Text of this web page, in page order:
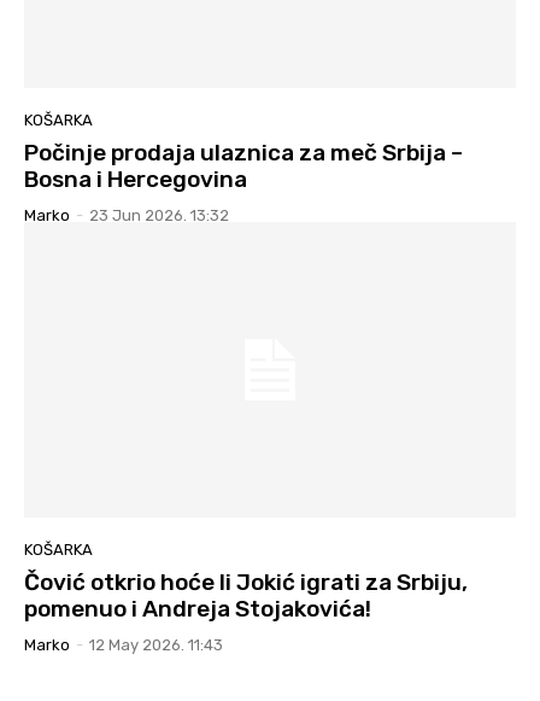
KOŠARKA
Počinje prodaja ulaznica za meč Srbija –
Bosna i Hercegovina
Marko - 23 Jun 2026. 13:32
KOŠARKA
Čović otkrio hoće li Jokić igrati za Srbiju,
pomenuo i Andreja Stojakovića!
Marko - 12 May 2026. 11:43